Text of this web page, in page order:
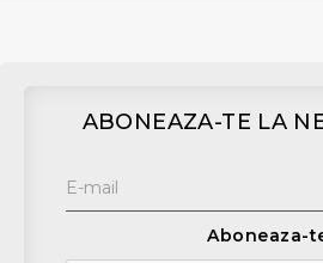
ABONEAZA-TE LA
Aboneaza-